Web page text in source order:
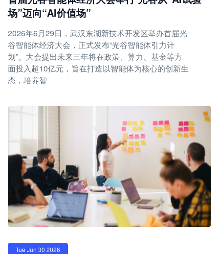
场”迈向“AI价值场”
2026年6月29日，武汉东湖新技术开发区举办首届光
谷智能体经济大会，正式发布“光谷智能体引力计
划”。大会提出未来三年将在政策、算力、基金等方
面投入超10亿元，旨在打造以智能体为核心的创新生
态，培养智
Tue Jun 30 2026